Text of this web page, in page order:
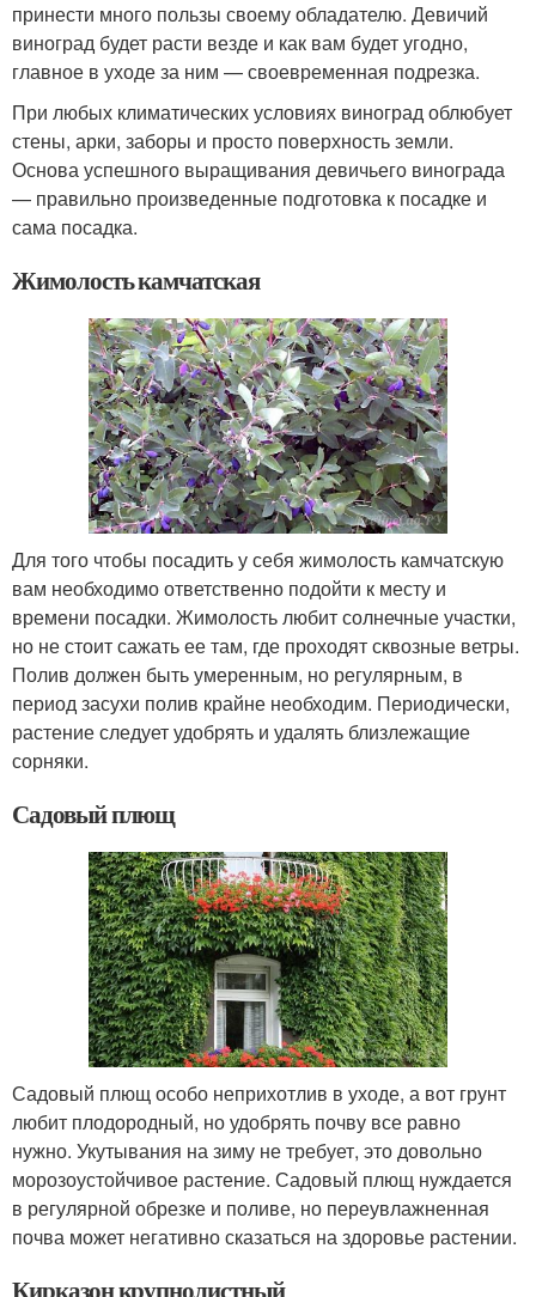
принести много пользы своему обладателю. Девичий
виноград будет расти везде и как вам будет угодно,
главное в уходе за ним — своевременная подрезка.
При любых климатических условиях виноград облюбует
стены, арки, заборы и просто поверхность земли.
Основа успешного выращивания девичьего винограда
— правильно произведенные подготовка к посадке и
сама посадка.
Жимолость камчатская
Для того чтобы посадить у себя жимолость камчатскую
вам необходимо ответственно подойти к месту и
времени посадки. Жимолость любит солнечные участки,
но не стоит сажать ее там, где проходят сквозные ветры.
Полив должен быть умеренным, но регулярным, в
период засухи полив крайне необходим. Периодически,
растение следует удобрять и удалять близлежащие
сорняки.
Садовый плющ
Садовый плющ особо неприхотлив в уходе, а вот грунт
любит плодородный, но удобрять почву все равно
нужно. Укутывания на зиму не требует, это довольно
морозоустойчивое растение. Садовый плющ нуждается
в регулярной обрезке и поливе, но переувлажненная
почва может негативно сказаться на здоровье растении.